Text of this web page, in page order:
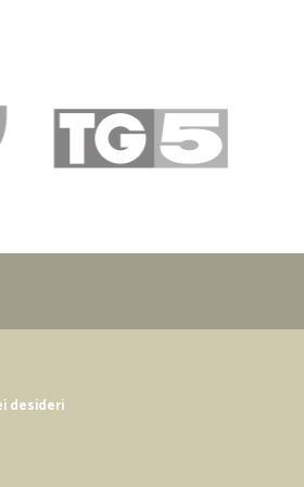
fisico. Potessi
05/01/2019
desideri